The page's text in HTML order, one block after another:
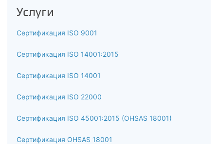
Услуги
Сертификация ISO 9001
Сертификация ISO 14001:2015
Сертификация ISO 14001
Сертификация ISO 22000
Сертификация ISO 45001:2015 (OHSAS 18001)
Сертификация OHSAS 18001